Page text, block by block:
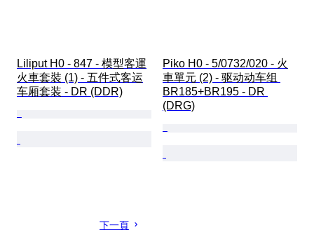
Liliput H0 - 847 - 模型客運
火車套裝 (1) - 五件式客运
车厢套装 - DR (DDR)
Piko H0 - 5/0732/020 - 火
車單元 (2) - 驱动动车组
BR185+BR195 - DR
(DRG)
下一頁